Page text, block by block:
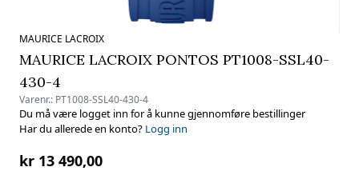
MAURICE LACROIX
MAURICE LACROIX PONTOS PT1008-SSL40-
430-4
Varenr.: PT1008-SSL40-430-4
Du må være logget inn for å kunne gjennomføre bestillinger
Har du allerede en konto? Logg inn
kr 13 490,00